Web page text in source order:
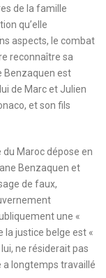
de la famille
qu’elle
aspects, le combat
reconnaître sa
Benzaquen est
de Marc et Julien
et son fils
Maroc dépose en
Benzaquen et
de faux,
une «
la justice belge est «
ne résiderait pas
a longtemps travaillé